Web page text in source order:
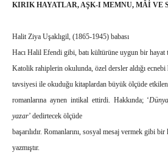
KIRIK HAYATLAR, AŞK-I MEMNU, MÂİ VE
Halit Ziya Uşaklıgil, (1865-1945) babası
Hacı Halil Efendi gibi, batı kültürüne uygun bir hayat
Katolik rahiplerin okulunda, özel dersler aldığı ecnebi
tavsiyesi ile okuduğu kitaplardan büyük ölçüde
romanlarına aynen intikal ettirdi. Hakkında; ‘
yazar’ dedirtecek ölçüde
başarılıdır. Romanlarını, sosyal mesaj vermek gibi bir
yazmıştır.